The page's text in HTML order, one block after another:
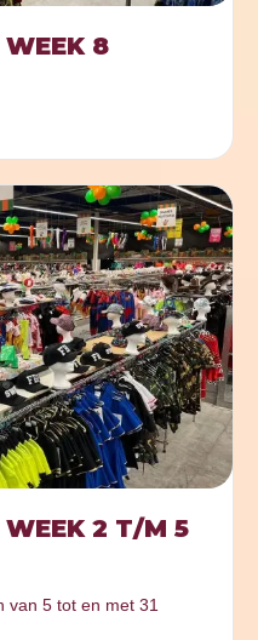
WEEK 8
WEEK 2 T/M 5
van 5 tot en met 31